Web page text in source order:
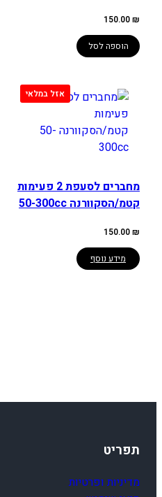
150.00₪
הוספה לסל
מחברים לסעפת 2 פעימות
קטמ/הסקוורנה 50-300cc
150.00₪
מידע נוסף
תפריט
מדיניות ופרטיות